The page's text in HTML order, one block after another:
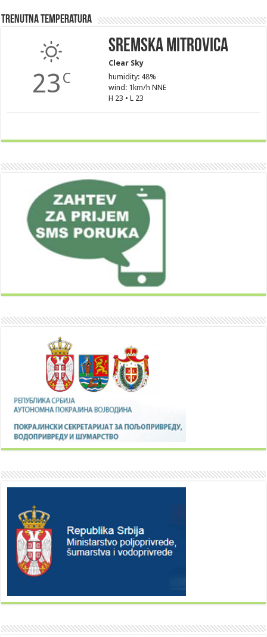
Trenutna Temperatura
23 C
Sremska Mitrovica
Clear Sky
humidity: 48%
wind: 1km/h NNE
H 23 • L 23